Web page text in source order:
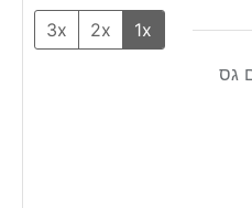
1x
2x
3x
גס